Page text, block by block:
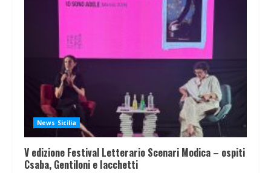
News Sicilia
V edizione Festival Letterario Scenari Modica – ospiti
Csaba, Gentiloni e Iacchetti